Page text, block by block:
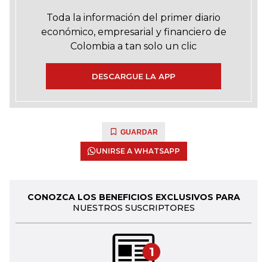
Toda la información del primer diario
económico, empresarial y financiero de
Colombia a tan solo un clic
DESCARGUE LA APP
GUARDAR
UNIRSE A WHATSAPP
CONOZCA LOS BENEFICIOS EXCLUSIVOS PARA
NUESTROS SUSCRIPTORES
1